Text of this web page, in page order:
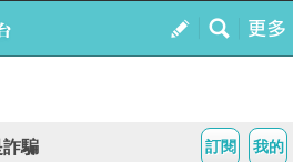
我的
訂閱
騙